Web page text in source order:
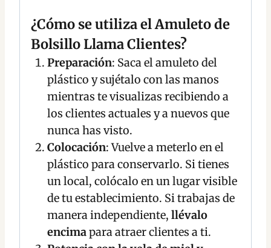
¿Cómo se utiliza el Amuleto de
Bolsillo Llama Clientes?
Preparación: Saca el amuleto del
plástico y sujétalo con las manos
mientras te visualizas recibiendo a
los clientes actuales y a nuevos que
nunca has visto.
Colocación: Vuelve a meterlo en el
plástico para conservarlo. Si tienes
un local, colócalo en un lugar visible
de tu establecimiento. Si trabajas de
manera independiente, llévalo
encimapara atraer clientes a ti.